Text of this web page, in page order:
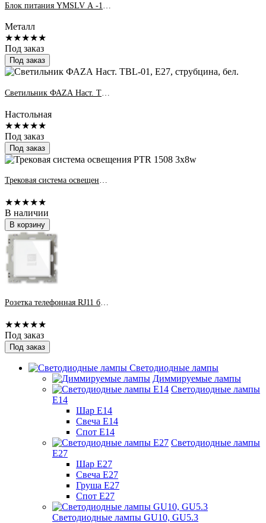
Металл
★★★★★
Под заказ
Под заказ
Настольная
★★★★★
Под заказ
Под заказ
Трековая система освещения PTR 1508 3x8w
★★★★★
В наличии
В корзину
★★★★★
Под заказ
Под заказ
Светодиодные лампы
Диммируемые лампы
Светодиодные лампы
Е14
Шар Е14
Свеча Е14
Спот Е14
Светодиодные лампы
Е27
Шар Е27
Свеча Е27
Груша Е27
Спот Е27
Светодиодные лампы GU10, GU5.3